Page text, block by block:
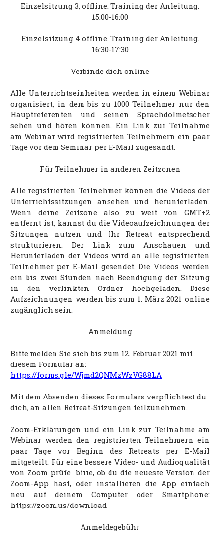
Einzelsitzung 3, offline. Training der Anleitung.
15:00-16:00
Einzelsitzung 4 offline. Training der Anleitung.
16:30-17:30
Verbinde dich online
Alle Unterrichtseinheiten werden in einem Webinar
organisiert, in dem bis zu 1000 Teilnehmer nur den
Hauptreferenten und seinen Sprachdolmetscher
sehen und hören können. Ein Link zur Teilnahme
am Webinar wird registrierten Teilnehmern ein paar
Tage vor dem Seminar per E-Mail zugesandt.
Für Teilnehmer in anderen Zeitzonen
Alle registrierten Teilnehmer können die Videos der
Unterrichtssitzungen ansehen und herunterladen.
Wenn deine Zeitzone also zu weit von GMT+2
entfernt ist, kannst du die Videoaufzeichnungen der
Sitzungen nutzen und Ihr Retreat entsprechend
strukturieren. Der Link zum Anschauen und
Herunterladen der Videos wird an alle registrierten
Teilnehmer per E-Mail gesendet. Die Videos werden
ein bis zwei Stunden nach Beendigung der Sitzung
in den verlinkten Ordner hochgeladen. Diese
Aufzeichnungen werden bis zum 1. März 2021 online
zugänglich sein.
Anmeldung
Bitte melden Sie sich bis zum 12. Februar 2021 mit
diesem Formular an:
https://forms.gle/Wjmd2QNMzWzVG88LA
Mit dem Absenden dieses Formulars verpflichtest du
dich, an allen Retreat-Sitzungen teilzunehmen.
Zoom-Erklärungen und ein Link zur Teilnahme am
Webinar werden den registrierten Teilnehmern ein
paar Tage vor Beginn des Retreats per E-Mail
mitgeteilt. Für eine bessere Video- und Audioqualität
von Zoom prüfe bitte, ob du die neueste Version der
Zoom-App hast, oder installieren die App einfach
neu auf deinem Computer oder Smartphone:
https://zoom.us/download
Anmeldegebühr